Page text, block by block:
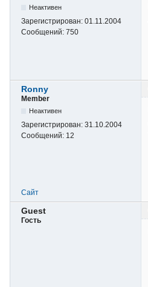
Неактивен
Зарегистрирован: 01.11.2004
Сообщений: 750
Ronny
Member
Неактивен
Зарегистрирован: 31.10.2004
Сообщений: 12
Сайт
Guest
Гость